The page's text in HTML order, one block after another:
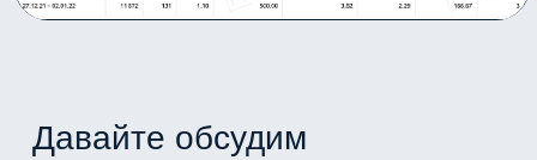
Давайте обсудим